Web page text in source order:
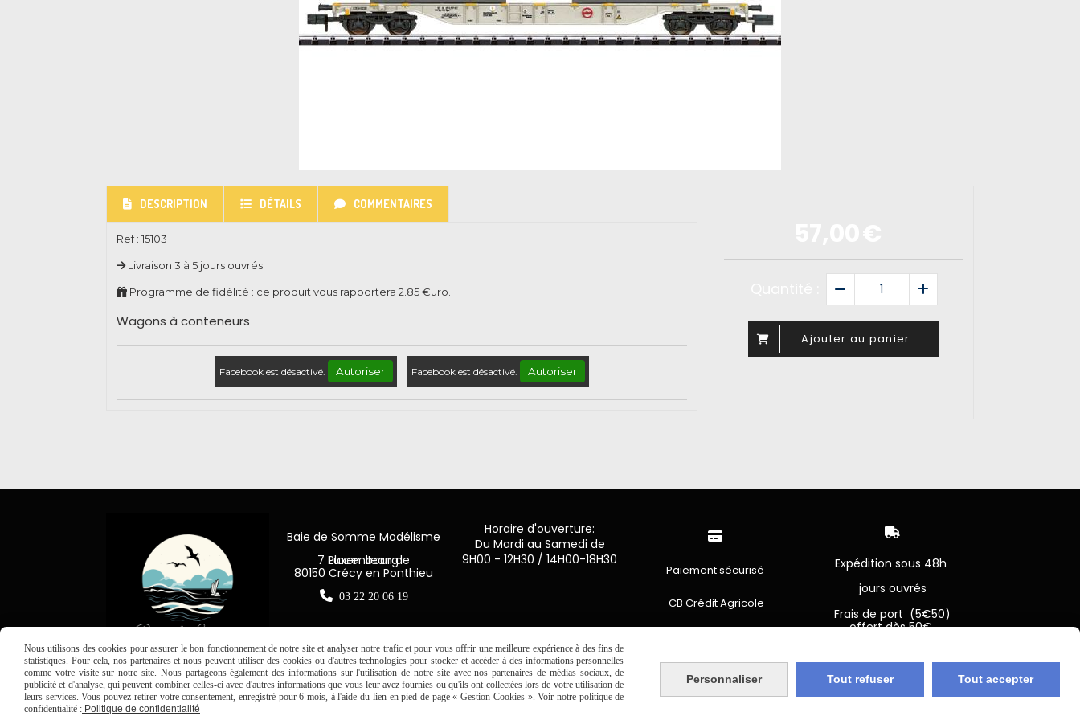
Ajouter au panier
DESCRIPTION DÉTAILS COMMENTAIRES
Ref : 15103
Livraison 3 à 5 jours ouvrés
Programme de fidélité : ce produit vous rapportera 2.85€uro.
Wagons à conteneurs
Facebook est désactivé. Autoriser Facebook est désactivé. Autoriser
Baie de Somme Modélisme
7 Place Jean de Luxembourg
80150 Crécy en Ponthieu
 03 22 20 06 19
Horaire d'ouverture:
Du Mardi au Samedi de
9H00 - 12H30 / 14H00-18H30

Paiement sécurisé
CB Crédit Agricole

Expédition sous 48h
jours ouvrés
Frais de port (5€50)
offert dès 50€
7€50 sont facturés quelques
soit le montant.
Nous utilisons des cookies pour assurer le bon fonctionnement de notre site et analyser notre trafic et pour vous offrir une meilleure expérience à des fins de
statistiques. Pour cela, nos partenaires et nous peuvent utiliser des cookies ou d'autres technologies pour stocker et accéder à des informations personnelles
comme votre visite sur notre site. Nous partageons également des informations sur l'utilisation de notre site avec nos partenaires de médias sociaux, de
publicité et d'analyse, qui peuvent combiner celles-ci avec d'autres informations que vous leur avez fournies ou qu'ils ont collectées lors de votre utilisation de
leurs services. Vous pouvez retirer votre consentement, enregistré pour 6 mois, à l'aide du lien en pied de page « Gestion Cookies ». Voir notre politique de
confidentialité : Politique de confidentialité
Personnaliser Tout refuser Tout accepter